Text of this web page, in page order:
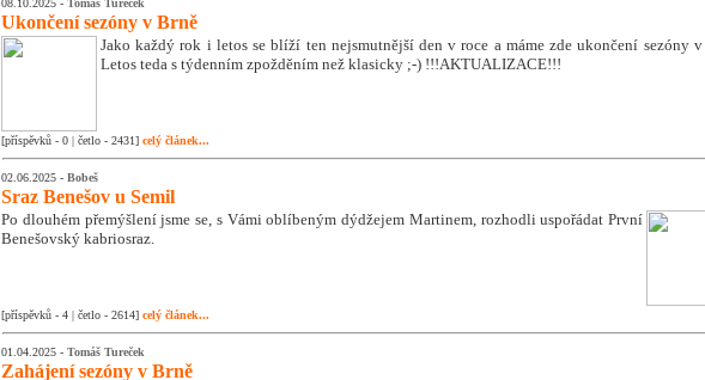
08.10.2025 - Tomáš Tureček
Ukončení sezóny v Brně
Jako každý rok i letos se blíží ten nejsmutnější den v roce a máme zde ukončení sezóny
Letos teda s týdenním zpožděním než klasicky ;-) !!!AKTUALIZACE!!!
[příspěvků - 0 | četlo - 2431] celý článek...
02.06.2025 - Bobeš
Sraz Benešov u Semil
Po dlouhém přemýšlení jsme se, s Vámi oblíbeným dýdžejem Martinem, rozhodli uspořádat První
Benešovský kabriosraz.
[příspěvků - 4 | četlo - 2614] celý článek...
01.04.2025 - Tomáš Tureček
Zahájení sezóny v Brně